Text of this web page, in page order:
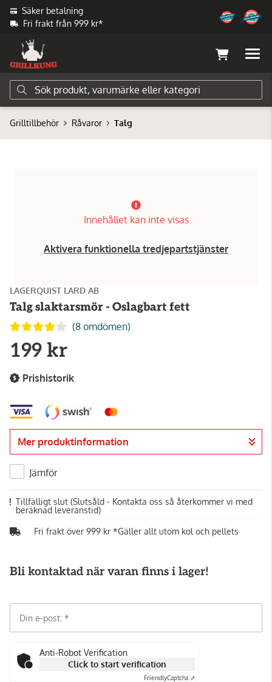
Säker betalning
Fri frakt från 999 kr*
Grilltillbehör Råvaror Talg
Innehållet kan inte visas
Aktivera funktionella tredjepartstjänster
LAGERQUIST LARD AB
Talg slaktarsmör - Oslagbart fett
(8 omdömen)
199 kr
Prishistorik
Mer produktinformation
Jämför
Tillfälligt slut (Slutsåld - Kontakta oss så återkommer vi med
beräknad leveranstid)
Fri frakt över 999 kr *Gäller allt utom kol och pellets
Bli kontaktad när varan finns i lager!
Din e-post:
Anti-Robot Verification
Click to start verification
FriendlyCaptcha ⇗